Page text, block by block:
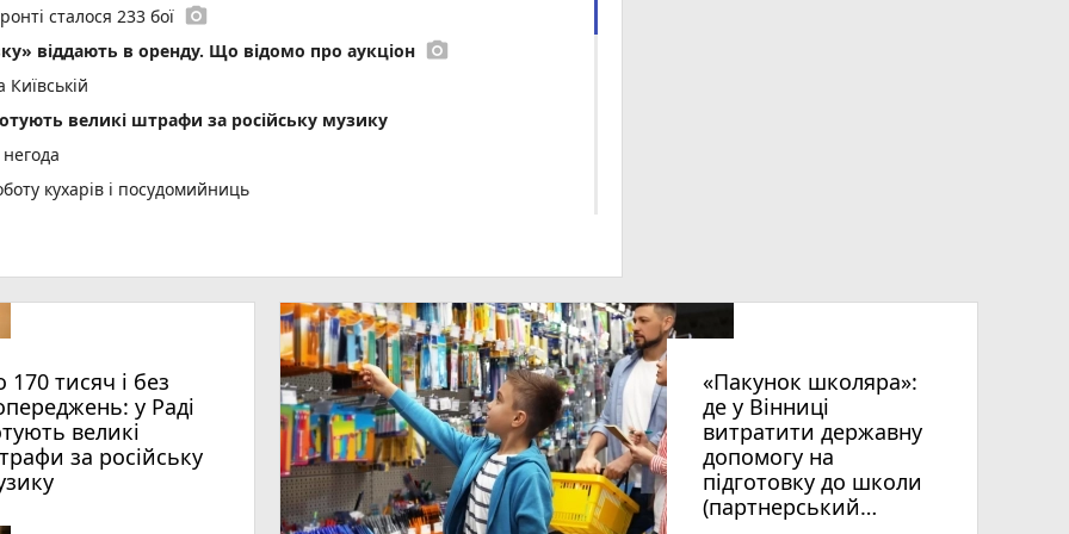
сталося 233 бої photo_camera
віддають в оренду. Що відомо про аукціон photo_camera
великі штрафи за російську музику
кухарів і посудомийниць
суд оголосив вирок жителю Вінниччини
до кінця серпня
повернувся з полону і розпочав новий сезон Прем’єр-ліги photo_camera
спеки: чи є перевищення photo_camera
сіла на комбайн»: відома співачка збирає хліб play_circle_filled
«двохсотбальниками» НМТ photo_camera
у змішаному форматі: де саме і чому бракує місць в
170 тисяч і без
у Раді
великі
за російську
«Пакунок школяра»:
де у Вінниці
витратити державну
допомогу на
підготовку до школи
(партнерський